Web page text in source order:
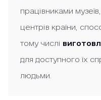
працівниками
центрів країни,
тому числі
для доступного їх
людьми.